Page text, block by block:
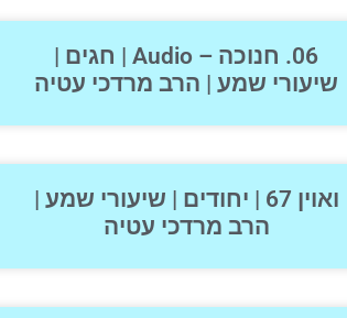
06. חנוכה – Audio | חגים |
שיעורי שמע | הרב מרדכי עטיה
ואוין 67 | יחודים | שיעורי שמע |
הרב מרדכי עטיה